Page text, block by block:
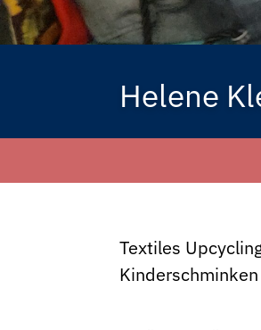
Helene
Textiles
Kinderschminken